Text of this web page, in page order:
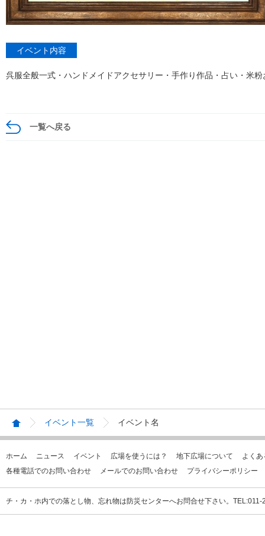
イベント内容
呉服全般一式・ハンドメイドアクセサリー・手作り作品・占い・米
一覧へ戻る
イベント一覧 イベント名
ホーム ニュース イベント 広場を使うには？ 地下広場について
よく
各種電話でのお問い合わせ
メールでのお問い合わせ プライバシーポリシー
チ・カ・ホ内での落とし物、忘れ物は防災センターへお問合せ下さい。